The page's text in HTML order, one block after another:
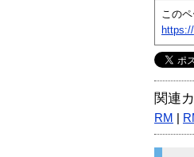
このペ
関連
RM